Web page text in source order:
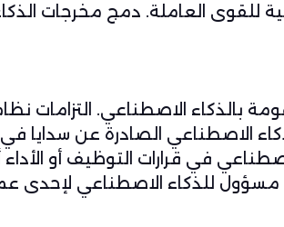
للقوى العاملة. دمج مخرجات
بالذكاء الاصطناعي. التزامات
الاصطناعي الصادرة عن سدايا
في قرارات التوظيف أو الأداء
للذكاء الاصطناعي لإحدى